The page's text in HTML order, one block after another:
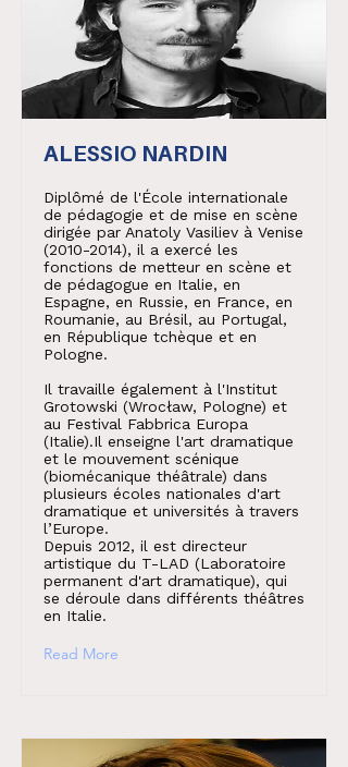
ALESSIO NARDIN
Diplômé de l'École internationale
de pédagogie et de mise en scène
dirigée par Anatoly Vasiliev à Venise
(2010-2014), il a exercé les
fonctions de metteur en scène et
de pédagogue en Italie, en
Espagne, en Russie, en France, en
Roumanie, au Brésil, au Portugal,
en République tchèque et en
Pologne.
Il travaille également à l'Institut
Grotowski (Wrocław, Pologne) et
au Festival Fabbrica Europa
(Italie).Il enseigne l'art dramatique
et le mouvement scénique
(biomécanique théâtrale) dans
plusieurs écoles nationales d'art
dramatique et universités à travers
l’Europe.
Depuis 2012, il est directeur
artistique du T-LAD (Laboratoire
permanent d'art dramatique), qui
se déroule dans différents théâtres
en Italie.
Read More